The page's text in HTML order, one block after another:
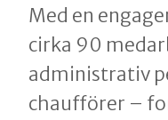
Med en
cirka 90
administrativ
chaufförer –